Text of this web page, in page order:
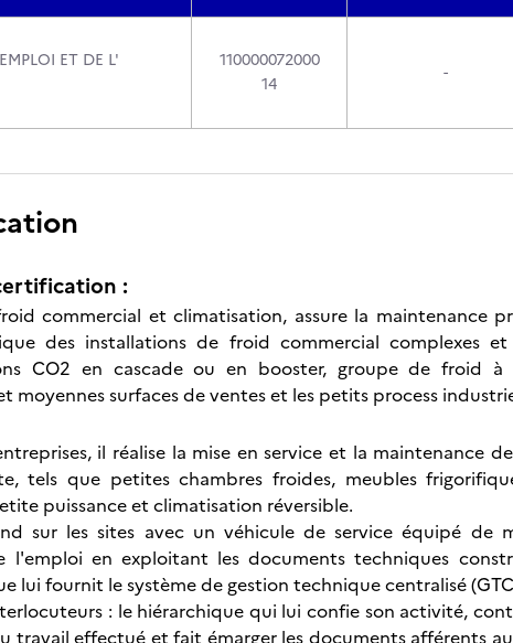
ET DE L'
110000072000
14
-
:
commercial et climatisation, assure la maintenance
des installations de froid commercial complexes
CO2 en cascade ou en booster, groupe de froid
moyennes surfaces de ventes et les petits process
il réalise la mise en service et la maintenance
tels que petites chambres froides, meubles
puissance et climatisation réversible.
sur les sites avec un véhicule de service équipé de
l'emploi en exploitant les documents techniques
lui fournit le système de gestion technique centralisé
: le hiérarchique qui lui confie son activité,
travail effectué et fait émarger les documents afférents